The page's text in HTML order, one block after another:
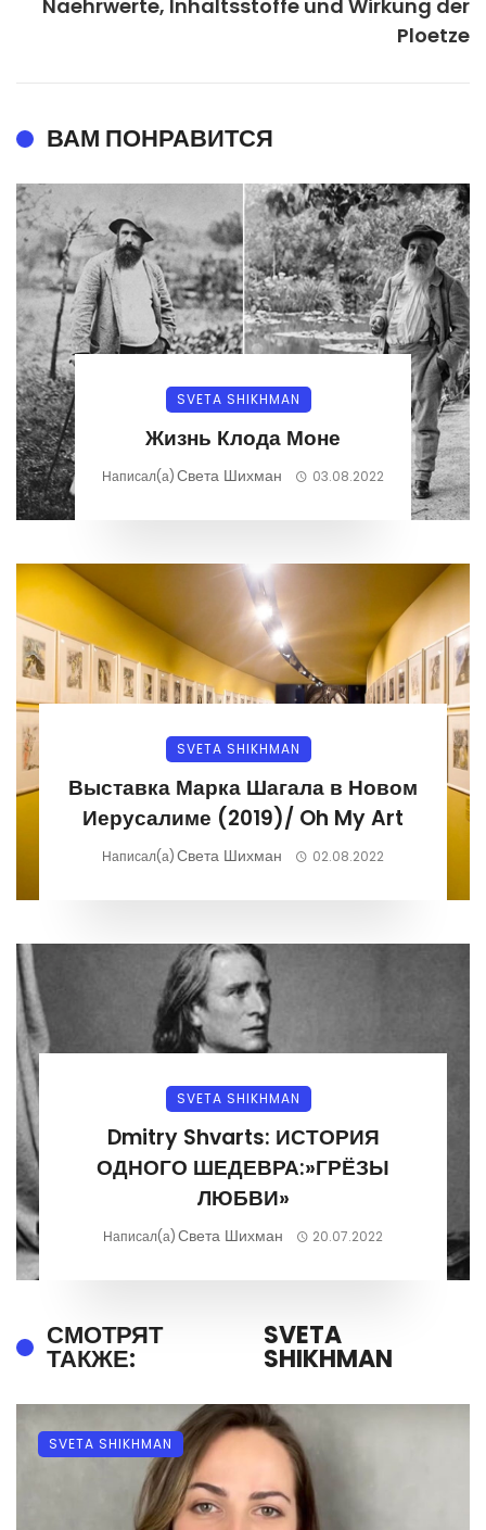
Naehrwerte, Inhaltsstoffe und Wirkung der
Ploetze
ВАМ ПОНРАВИТСЯ
SVETA SHIKHMAN
Жизнь Клода Моне
Написал(а)Света Шихман 03.08.2022
SVETA SHIKHMAN
Выставка Марка Шагала в Новом
Иерусалиме (2019)/ Oh My Art
Написал(а)Света Шихман 02.08.2022
SVETA SHIKHMAN
Dmitry Shvarts: ИСТОРИЯ
ОДНОГО ШЕДЕВРА:»ГРЁЗЫ
ЛЮБВИ»
Написал(а)Света Шихман 20.07.2022
СМОТРЯТ
ТАКЖЕ:
SVETA
SHIKHMAN
SVETA SHIKHMAN